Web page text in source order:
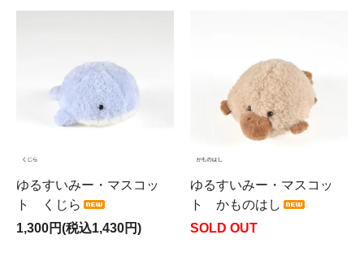
ゆるすいみー・マスコッ
ト くじら
1,300円(税込1,430円)
ゆるすいみー・マスコッ
ト かものはし
SOLD OUT